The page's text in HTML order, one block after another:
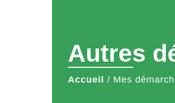
Autres
Accueil / Mes